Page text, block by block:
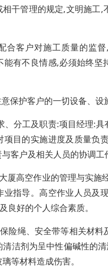
干管理的规定,文明施工,
合客户对施工质量的监
有不良情感,必须始终坚
保护客户的一切设备、设
、分工及职责:项目经理:
目的实施进度及质量负
客户及相关人员的协调工
厦高空作业的管理与实施
指导。高空作业人员及
良好的个人综合素质。
险绳、安全带等相关材料
洁剂为呈中性偏碱性的
等材料造成伤害。